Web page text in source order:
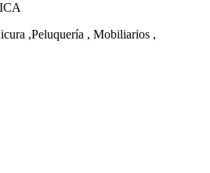
,Peluquería , Mobiliarios ,